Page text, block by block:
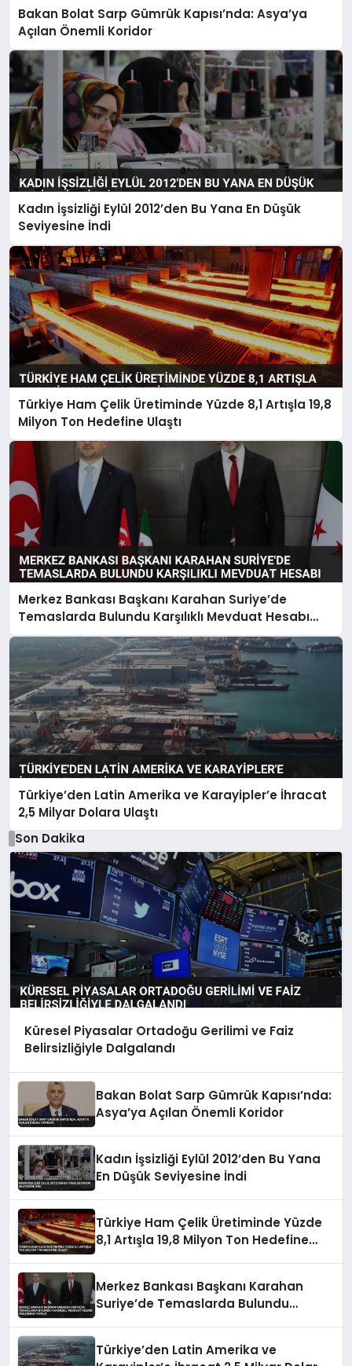
Bakan Bolat Sarp Gümrük Kapısı’nda: Asya’ya
Açılan Önemli Koridor
Kadın İşsizliği Eylül 2012’den Bu Yana En Düşük
Seviyesine İndi
Türkiye Ham Çelik Üretiminde Yüzde 8,1 Artışla 19,8
Milyon Ton Hedefine Ulaştı
Merkez Bankası Başkanı Karahan Suriye’de
Temaslarda Bulundu Karşılıklı Mevduat Hesabı
Anlaşması Yapıldı
Türkiye’den Latin Amerika ve Karayipler’e İhracat
2,5 Milyar Dolara Ulaştı
Son Dakika
Küresel Piyasalar Ortadoğu Gerilimi ve Faiz
Belirsizliğiyle Dalgalandı
Bakan Bolat Sarp Gümrük Kapısı’nda:
Asya’ya Açılan Önemli Koridor
Kadın İşsizliği Eylül 2012’den Bu Yana
En Düşük Seviyesine İndi
Türkiye Ham Çelik Üretiminde Yüzde
8,1 Artışla 19,8 Milyon Ton Hedefine
Merkez Bankası Başkanı Karahan
Suriye’de Temaslarda Bulundu
Türkiye’den Latin Amerika ve